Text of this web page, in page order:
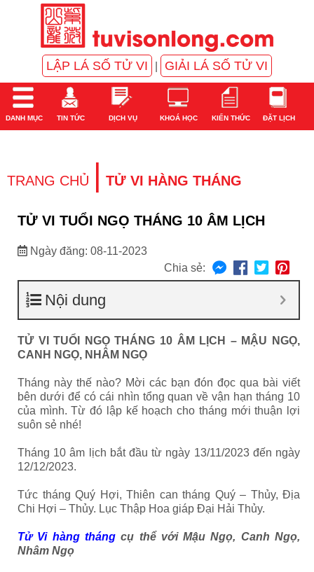
LẬP LÁ SỐ TỬ VI GIẢI LÁ SỐ TỬ VI
DANH MỤC TIN TỨC DỊCH VỤ KHOÁ HỌC KIẾN THỨC ĐẶT LỊCH
TRANG CHỦ | TỬ VI HÀNG THÁNG
TỬ VI TUỔI NGỌ THÁNG 10 ÂM LỊCH
Ngày đăng: 08-11-2023
Chia sẻ:
Nội dung
TỬ VI TUỔI NGỌ THÁNG 10 ÂM LỊCH – MẬU NGỌ,
CANH NGỌ, NHÂM NGỌ
Tháng này thế nào? Mời các bạn đón đọc qua bài viết
bên dưới để có cái nhìn tổng quan về vận hạn tháng 10
của mình. Từ đó lập kế hoạch cho tháng mới thuận lợi
suôn sẻ nhé!
Tháng 10 âm lịch bắt đầu từ ngày 13/11/2023 đến ngày
12/12/2023.
Tức tháng Quý Hợi, Thiên can tháng Quý – Thủy, Địa
Chi Hợi – Thủy. Lục Thập Hoa giáp Đại Hải Thủy.
Tử Vi hàng tháng cụ thể với Mậu Ngọ, Canh Ngọ,
Nhâm Ngọ